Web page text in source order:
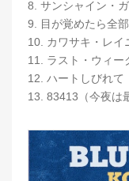
8. サンシャイン・
9. 目が覚めたら全
10. カワサキ・レイ
11. ラスト・ウィー
12. ハートしびれて
13. 83413（今夜は